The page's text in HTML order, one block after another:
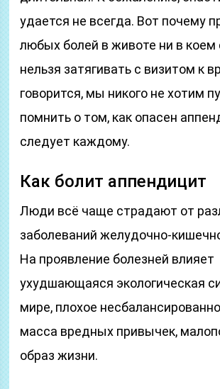
удается не всегда. Вот почему
любых болей в животе ни в коем
нельзя затягивать с визитом к
говорится, мы никого не хотим
помнить о том, как опасен
следует каждому.
Как болит аппендицит
Люди всё чаще страдают от
заболеваний желудочно-
На проявление болезней влияет
ухудшающаяся экологическая
мире, плохое
масса вредных привычек,
образ жизни.